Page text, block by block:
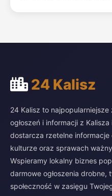
24 Kalisz
24 Kalisz to najpopularniejsze
ogłoszeń i informacji z
dostarcza rzetelne
kulturze oraz sprawach
Wspieramy lokalny biznes
darmowe ogłoszenia drobne,
społeczność w zasięgu